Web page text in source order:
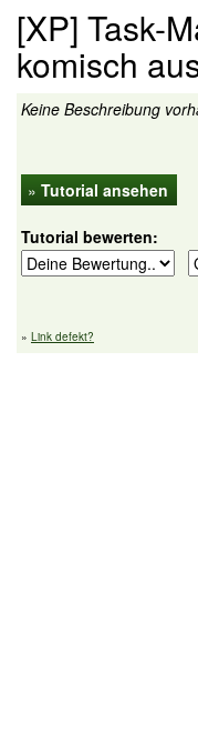
[XP] Task-
komisch
Keine Beschreibung
» Tutorial ansehen
Tutorial bewerten:
» Link defekt?